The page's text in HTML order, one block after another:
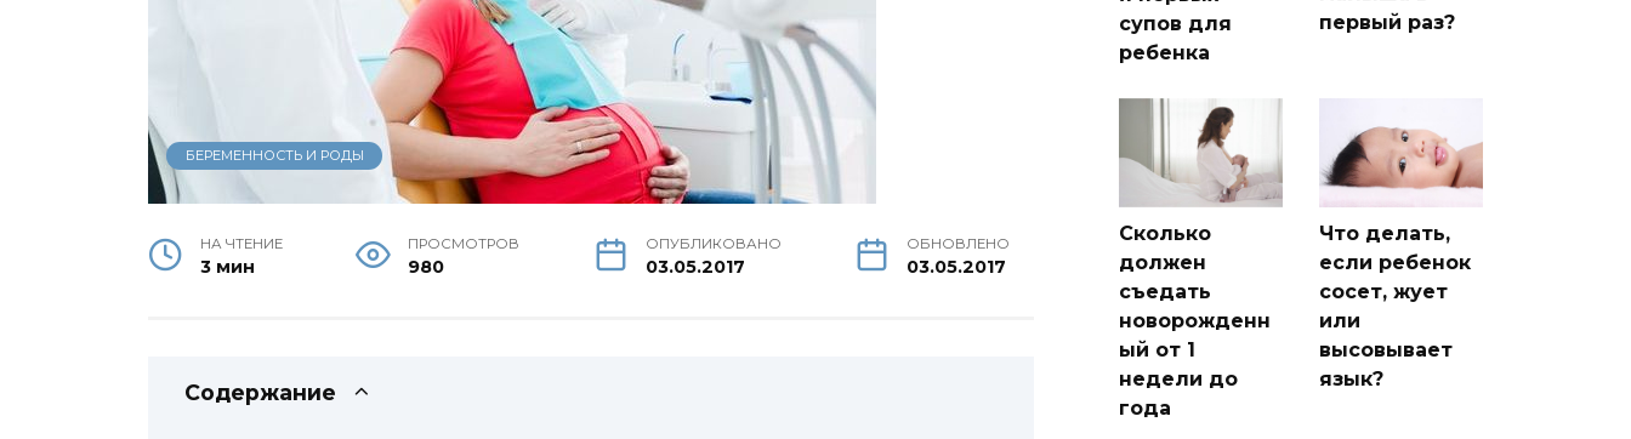
БЕРЕМЕННОСТЬ И РОДЫ
НА ЧТЕНИЕ
3 мин
ПРОСМОТРОВ
980
ОПУБЛИКОВАНО
03.05.2017
ОБНОВЛЕНО
03.05.2017
Содержание
супов для
ребенка
первый раз?
Сколько
должен
съедать
новорожденн
ый от 1
недели до
года
Что делать,
если ребенок
сосет, жует
или
высовывает
язык?